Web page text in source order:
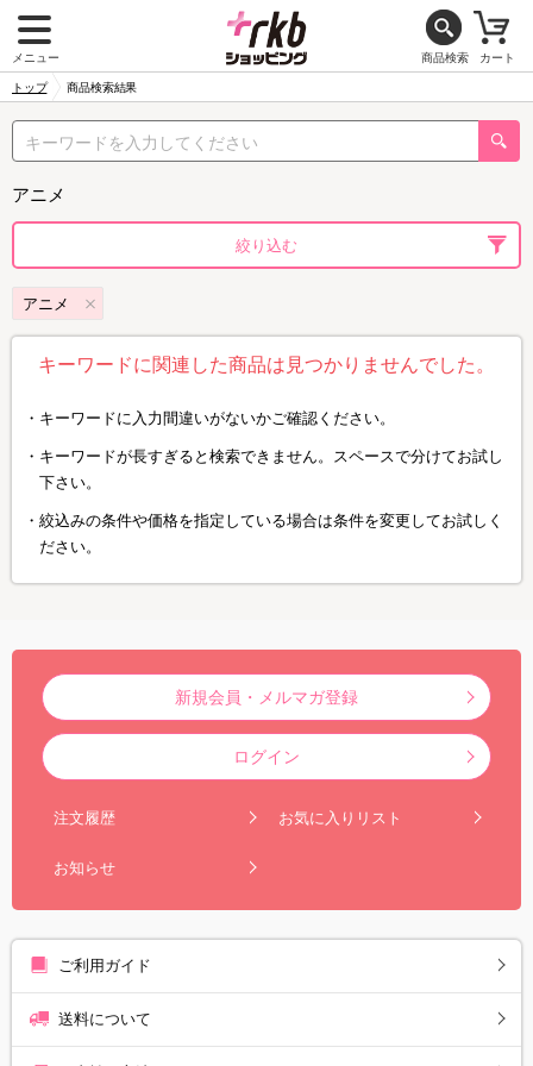
メニュー 商品検索 カート
トップ 商品検索結果
アニメ
絞り込む
アニメ
キーワードに関連した商品は見つかりませんでした。
キーワードに入力間違いがないかご確認ください。
キーワードが長すぎると検索できません。スペースで分けてお試し
下さい。
絞込みの条件や価格を指定している場合は条件を変更してお試しく
ださい。
新規会員・メルマガ登録
ログイン
注文履歴 お気に入りリスト
お知らせ
ご利用ガイド
送料について